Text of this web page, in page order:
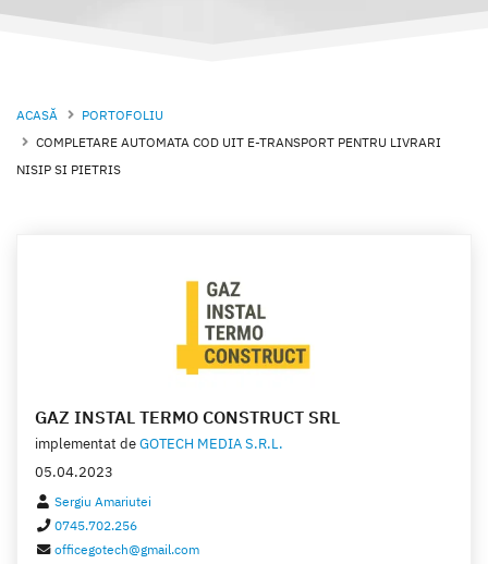
ACASĂ
PORTOFOLIU
COMPLETARE AUTOMATA COD UIT E-TRANSPORT PENTRU LIVRARI
NISIP SI PIETRIS
GAZ INSTAL TERMO CONSTRUCT SRL
implementat deGOTECH MEDIA S.R.L.
05.04.2023
Sergiu Amariutei
0745.702.256
officegotech@gmail.com